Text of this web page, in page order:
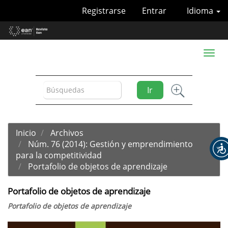
Contenido
principal
Idioma
Registrarse Entrar
Ir
Toggle
Inicio
Archivos
Núm. 76 (2014): Gestión y emprendimiento
para la competitividad
Portafolio de objetos de aprendizaje
Portafolio de objetos de aprendizaje
Portafolio de objetos de aprendizaje